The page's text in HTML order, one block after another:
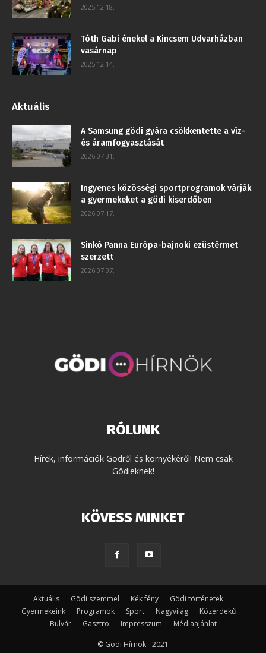
2025.12.18.
Tóth Gabi énekel a Kincsem Udvarházban
vasárnap
2025.12.14.
Aktuális
A Samsung gödi gyára csökkentette a víz-
és áramfogyasztását
2026.07.31.
Ingyenes közösségi sportprogramok várják
a gyermekeket a gödi kiserdőben
2026.07.17.
Sinkó Panna Európa-bajnoki ezüstérmet
szerzett
2026.07.07.
RÓLUNK
Hírek, információk Gödről és környékéről! Nem csak
Gödieknek!
KÖVESS MINKET
Aktuális Gödi szemmel Kék fény
Gödi történetek
Gyermekeink
Programok Sport Nagyvilág
Közérdekű
Bulvár
Gasztro Impresszum Médiaajánlat
© Gödi Hírnök - 2021